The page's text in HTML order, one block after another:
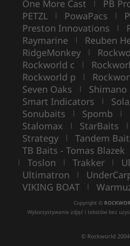
One More Cast | PB
PETZL | PowaPacs |
Preston Innovations |
Raymarine | Reuben
RidgeMonkey |
Rockworld c |
Rockworld p |
Seven Oaks | Shimano
Smart Indicators |
Sonubaits | Spomb |
Stalomax | StarBaits |
Strategy | Tandem
TB Baits - Tomas Blazek
| Toslon | Trakker |
Ultimatron |
VIKING BOAT |
Copyright ©
Wykorzystywanie zdjęć i tekstów bez
© Rockworld 2004